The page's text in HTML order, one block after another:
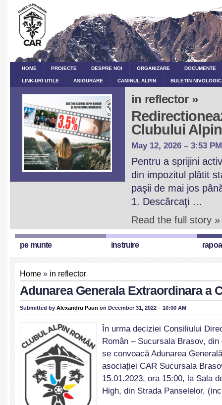
HOME PROIECTE DESPRE NOI ORGANIZARE DOCUMENTE
LINK-URI UTILE ASIGURARE CAMINUL ALPIN BULETIN
in reflector »
Clubului
May 12, 2026 – 3:53 PM
Pentru a sprijini
din impozitul plătit
paşii de mai jos
1. Descărcaţi …
Read the full story »
pe munte instruire
Home » in reflector
Adunarea Generala Extraordinara a
Submitted by Alexandru Paun on December 31, 2022 – 10:00 AM
În urma deciziei Consiliului
Român – Sucursala Brasov, din
se convoacă Adunarea
asociației CAR Sucursala
15.01.2023, ora 15:00, la Sala
High, din Strada Panselelor,